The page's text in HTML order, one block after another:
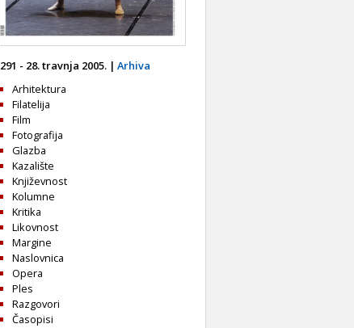
291 - 28. travnja 2005. | Arhiva
Arhitektura
Filatelija
Film
Fotografija
Glazba
Kazalište
Književnost
Kolumne
Kritika
Likovnost
Margine
Naslovnica
Opera
Ples
Razgovori
Časopisi